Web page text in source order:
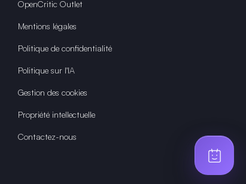
OpenCritic Outlet
Mentions légales
Politique de confidentialité
Politique sur l'IA
Gestion des cookies
Propriété intellectuelle
Contactez-nous